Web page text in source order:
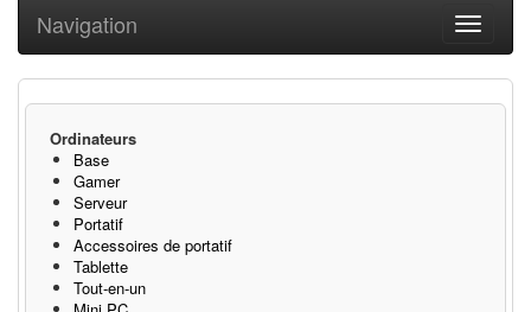
Toggle
Navigation
Ordinateurs
Base
Gamer
Serveur
Portatif
Accessoires de portatif
Tablette
Tout-en-un